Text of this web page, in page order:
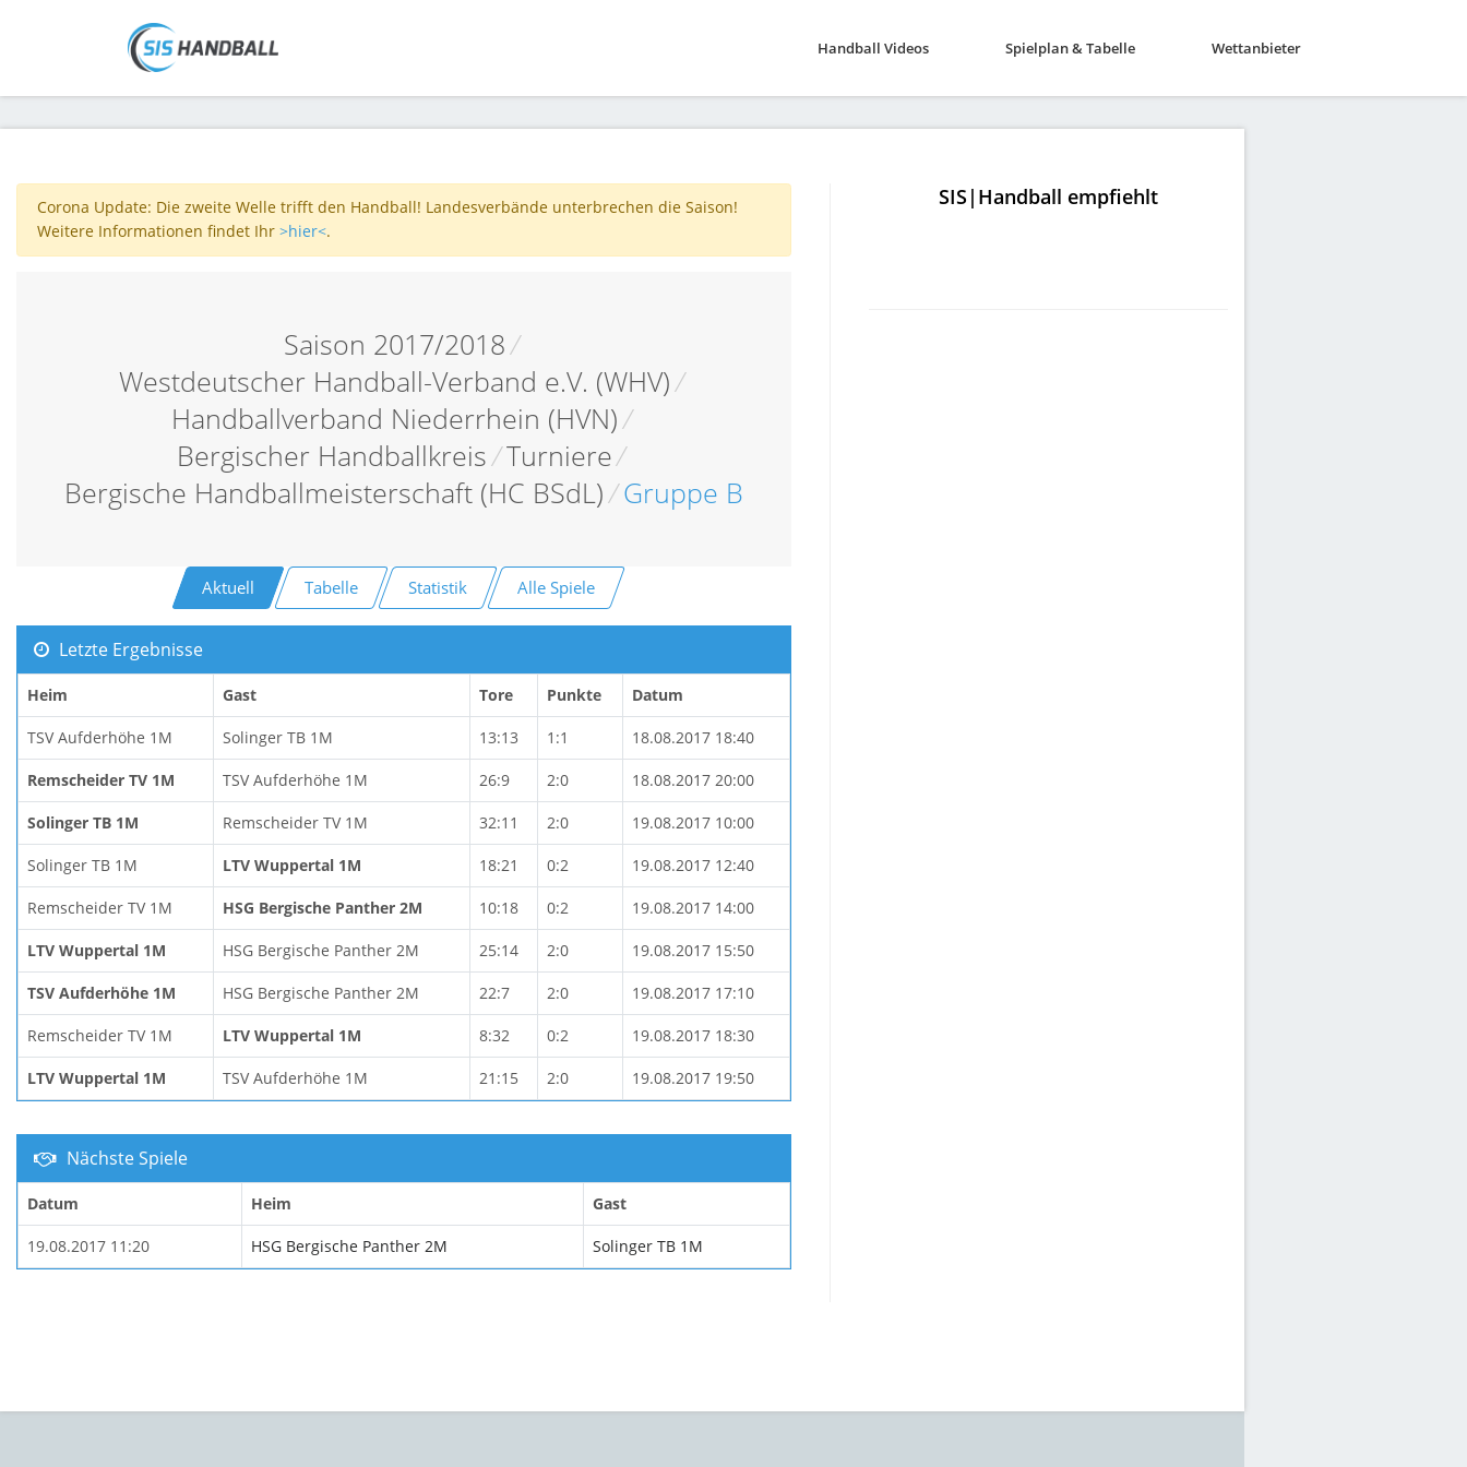
Handball Videos Spielplan & Tabelle Wettanbieter
Corona Update: Die zweite Welle trifft den Handball! Landesverbände unterbrechen die Saison!
Weitere Informationen findet Ihr >hier<.
Saison 2017/2018/
Westdeutscher Handball-Verband e.V. (WHV)/
Handballverband Niederrhein (HVN)/
Bergischer Handballkreis/Turniere/
Bergische Handballmeisterschaft (HC BSdL)/Gruppe B
Aktuell Tabelle Statistik Alle Spiele
Letzte Ergebnisse
Heim Gast Tore Punkte Datum
TSV Aufderhöhe 1M Solinger TB 1M 13:13 1:1 18.08.2017 18:40
Remscheider TV 1M TSV Aufderhöhe 1M 26:9 2:0 18.08.2017 20:00
Solinger TB 1M Remscheider TV 1M 32:11 2:0 19.08.2017 10:00
Solinger TB 1M LTV Wuppertal 1M 18:21 0:2 19.08.2017 12:40
Remscheider TV 1M HSG Bergische Panther 2M 10:18 0:2 19.08.2017 14:00
LTV Wuppertal 1M HSG Bergische Panther 2M 25:14 2:0 19.08.2017 15:50
TSV Aufderhöhe 1M HSG Bergische Panther 2M 22:7 2:0 19.08.2017 17:10
Remscheider TV 1M LTV Wuppertal 1M 8:32 0:2 19.08.2017 18:30
LTV Wuppertal 1M TSV Aufderhöhe 1M 21:15 2:0 19.08.2017 19:50
Nächste Spiele
Datum Heim Gast
19.08.2017 11:20 HSG Bergische Panther 2M Solinger TB 1M
SIS|Handball empfiehlt